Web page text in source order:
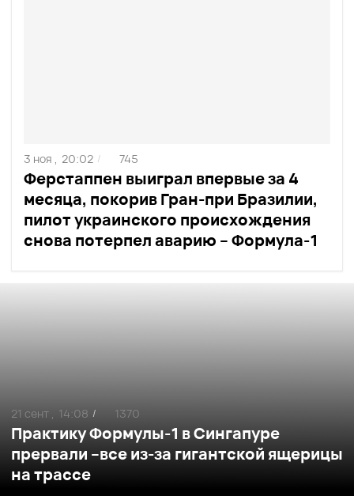
Ферстаппен выиграл впервые за 4
месяца, покорив Гран-при Бразилии,
пилот украинского происхождения
снова потерпел аварию – Формула-1
3 ноя , 20:02 / 745
Практику Формулы-1 в Сингапуре
прервали –все из-за гигантской ящерицы
на трассе
21 сент , 14:08 / 1370